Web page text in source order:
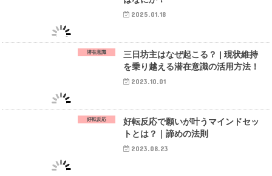
2025.01.18
潜在意識
三日坊主はなぜ起こる？ | 現状維持
を乗り越える潜在意識の活用方法！
2023.10.01
好転反応
好転反応で願いが叶うマインドセッ
トとは？｜諦めの法則
2023.08.23